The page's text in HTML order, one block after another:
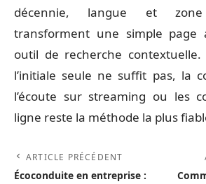
décennie, langue et zone
transforment une simple page
outil de recherche
l’initiale seule ne suffit pas, la
l’écoute sur streaming ou les
ligne reste la méthode la plus
ARTICLE PRÉCÉDENT
Écoconduite en entreprise :